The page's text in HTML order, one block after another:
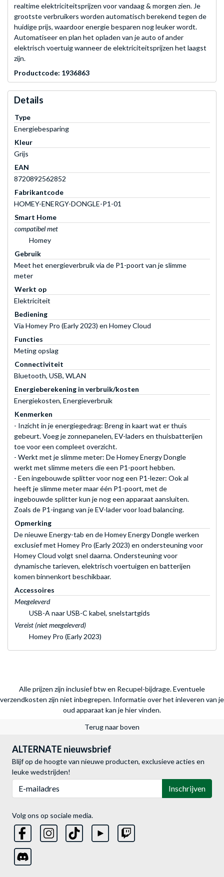
realtime elektriciteitsprijzen voor vandaag & morgen zien. Je
grootste verbruikers worden automatisch berekend tegen de
huidige prijs, waardoor energie besparen nog leuker wordt.
Automatiseer en plan het opladen van je auto of ander
elektrisch voertuig wanneer de elektriciteitsprijzen het laagst
zijn.
Productcode: 1936863
Details
Type
Energiebesparing
Kleur
Grijs
EAN
8720892562852
Fabrikantcode
HOMEY-ENERGY-DONGLE-P1-01
Smart Home
compatibel met
Homey
Gebruik
Meet het energieverbruik via de P1-poort van je slimme
meter
Werkt op
Elektriciteit
Bediening
Via Homey Pro (Early 2023) en Homey Cloud
Functies
Meting opslag
Connectiviteit
Bluetooth, USB, WLAN
Energieberekening in verbruik/kosten
Energiekosten, Energieverbruik
Kenmerken
- Inzicht in je energiegedrag: Breng in kaart wat er thuis
gebeurt. Voeg je zonnepanelen, EV-laders en thuisbatterijen
toe voor een compleet overzicht.
- Werkt met je slimme meter: De Homey Energy Dongle
werkt met slimme meters die een P1-poort hebben.
- Een ingebouwde splitter voor nog een P1-lezer: Ook al
heeft je slimme meter maar één P1-poort, met de
ingebouwde splitter kun je nog een apparaat aansluiten.
Zoals de P1-ingang van je EV-lader voor load balancing.
Opmerking
De nieuwe Energy-tab en de Homey Energy Dongle werken
exclusief met Homey Pro (Early 2023) en ondersteuning voor
Homey Cloud volgt snel daarna. Ondersteuning voor
dynamische tarieven, elektrisch voertuigen en batterijen
komen binnenkort beschikbaar.
Accessoires
Meegeleverd
USB-A naar USB-C kabel, snelstartgids
Vereist (niet meegeleverd)
Homey Pro (Early 2023)
Alle prijzen zijn inclusief btw en Recupel-bijdrage. Eventuele
verzendkosten zijn niet inbegrepen. Informatie over het inleveren van je
oud apparaat kan je hier vinden.
Terug naar boven
ALTERNATE nieuwsbrief
Blijf op de hoogte van nieuwe producten, exclusieve acties en
leuke wedstrijden!
Inschrijven
Volg ons op sociale media.